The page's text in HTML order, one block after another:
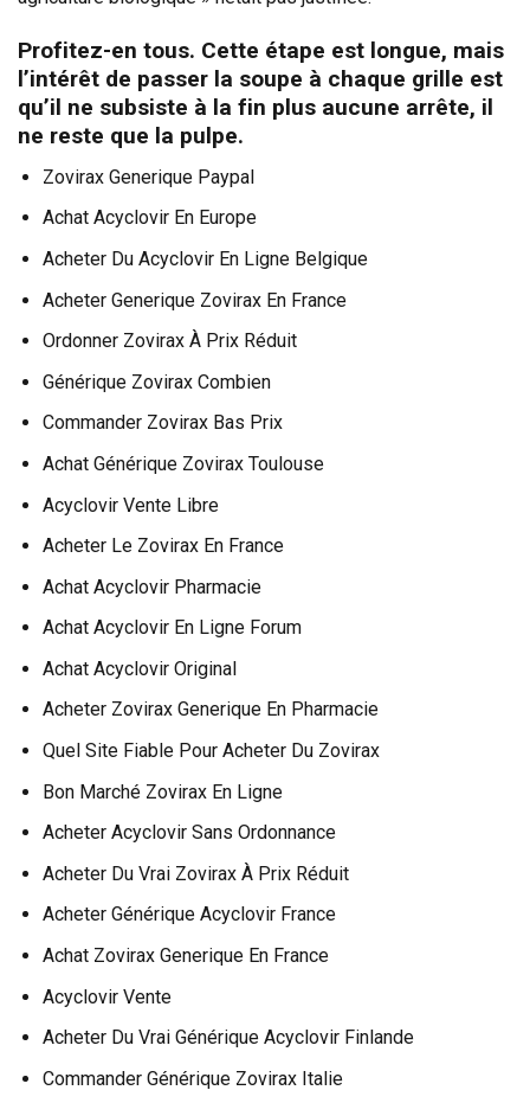
Profitez-en tous. Cette étape est longue, mais
l’intérêt de passer la soupe à chaque grille est
qu’il ne subsiste à la fin plus aucune arrête, il
ne reste que la pulpe.
Zovirax Generique Paypal
Achat Acyclovir En Europe
Acheter Du Acyclovir En Ligne Belgique
Acheter Generique Zovirax En France
Ordonner Zovirax À Prix Réduit
Générique Zovirax Combien
Commander Zovirax Bas Prix
Achat Générique Zovirax Toulouse
Acyclovir Vente Libre
Acheter Le Zovirax En France
Achat Acyclovir Pharmacie
Achat Acyclovir En Ligne Forum
Achat Acyclovir Original
Acheter Zovirax Generique En Pharmacie
Quel Site Fiable Pour Acheter Du Zovirax
Bon Marché Zovirax En Ligne
Acheter Acyclovir Sans Ordonnance
Acheter Du Vrai Zovirax À Prix Réduit
Acheter Générique Acyclovir France
Achat Zovirax Generique En France
Acyclovir Vente
Acheter Du Vrai Générique Acyclovir Finlande
Commander Générique Zovirax Italie